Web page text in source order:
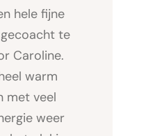
hele fijne
te
Caroline.
warm
met veel
weer